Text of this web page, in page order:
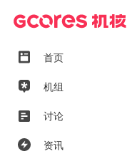
首页
机组
讨论
资讯